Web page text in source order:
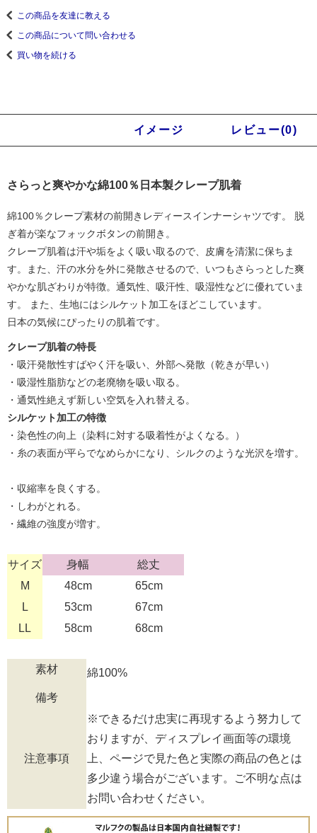
この商品を友達に教える
この商品について問い合わせる
買い物を続ける
イメージ レビュー(0)
さらっと爽やかな綿100％日本製クレープ肌着
綿100％クレープ素材の前開きレディースインナーシャツです。 脱
ぎ着が楽なフォックボタンの前開き。
クレープ肌着は汗や垢をよく吸い取るので、皮膚を清潔に保ちま
す。また、汗の水分を外に発散させるので、いつもさらっとした爽
やかな肌ざわりが特徴。通気性、吸汗性、吸湿性などに優れていま
す。 また、生地にはシルケット加工をほどこしています。
日本の気候にぴったりの肌着です。
クレープ肌着の特長
・吸汗発散性すばやく汗を吸い、外部へ発散（乾きが早い）
・吸湿性脂肪などの老廃物を吸い取る。
・通気性絶えず新しい空気を入れ替える。
シルケット加工の特徴
・染色性の向上（染料に対する吸着性がよくなる。）
・糸の表面が平らでなめらかになり、シルクのような光沢を増す。
・収縮率を良くする。
・しわがとれる。
・繊維の強度が増す。
サイズ 身幅
総丈
M
48cm
65cm
L
53cm
67cm
LL
58cm 68cm
素材 綿100%
備考
注意事項
※できるだけ忠実に再現するよう努力して
おりますが、ディスプレイ画面等の環境
上、ページで見た色と実際の商品の色とは
多少違う場合がございます。ご不明な点は
お問い合わせください。